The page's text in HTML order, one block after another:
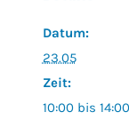
Datum:
23.05
Zeit:
10:00 bis 14:00